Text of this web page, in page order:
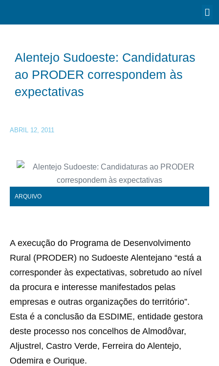
Alentejo Sudoeste: Candidaturas
ao PRODER correspondem às
expectativas
ABRIL 12, 2011
ARQUIVO
A execução do Programa de Desenvolvimento
Rural (PRODER) no Sudoeste Alentejano “está a
corresponder às expectativas, sobretudo ao nível
da procura e interesse manifestados pelas
empresas e outras organizações do território”.
Esta é a conclusão da ESDIME, entidade gestora
deste processo nos concelhos de Almodôvar,
Aljustrel, Castro Verde, Ferreira do Alentejo,
Odemira e Ourique.